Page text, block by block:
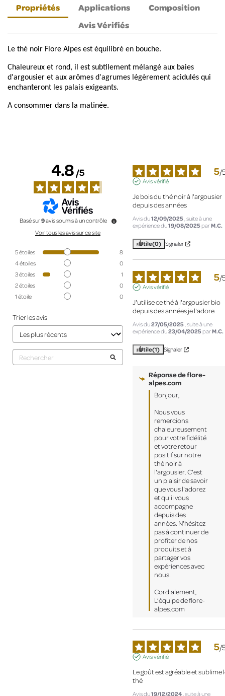
Propriétés Applications
Composition
Avis Vérifiés
Le thé noir Flore Alpes est équilibré en bouche.
Chaleureux et rond, il est subtilement mélangé aux baies
d'argousier et aux arômes d'agrumes légèrement acidulés qui
enchanteront les palais exigeants.
A consommer dans la matinée.
4.8/5
Basé sur9avis soumis à un contrôle
Voir tous les avis sur ce site
5étoiles
8
4étoiles
0
3étoiles
1
2étoiles
0
1 étoile 0
Trier les avis
5/
Avis vérifié
Je bois du thé noir à l'argousier
depuis des années
Avis du12/09/2025 , suite à une
expérience du19/08/2025parM.C.
Utile(0) Signaler
5/
Avis vérifié
J'utilise ce thé à l'argousier bio
depuis des années je l'adore
Avis du27/05/2025 , suite à une
expérience du23/04/2025parM.C.
Utile(1) Signaler
Réponse deflore-
alpes.com
Bonjour,
Nous vous
remercions
chaleureusement
pour votre fidélité
et votre retour
positif sur notre
thé noir à
l'argousier. C'est
un plaisir de savoir
que vous l'adorez
et qu'il vous
accompagne
depuis des
années. N'hésitez
pas à continuer de
profiter de nos
produits et à
partager vos
expériences avec
nous.
Cordialement,
L’équipe de flore-
alpes.com
5/
Avis vérifié
Le goût est agréable et sublime
thé
Avis du19/12/2024 , suite à une